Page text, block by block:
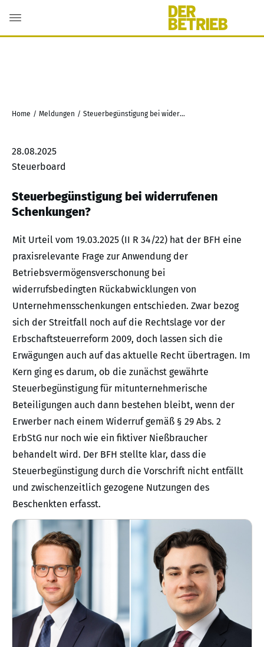
Home / Meldungen / Steuerbegünstigung bei widerrufenen Schenkungen?
28.08.2025
Steuerboard
Steuerbegünstigung bei widerrufenen
Schenkungen?
Mit Urteil vom 19.03.2025 (II R 34/22) hat der BFH eine
praxisrelevante Frage zur Anwendung der
Betriebsvermögensverschonung bei
widerrufsbedingten Rückabwicklungen von
Unternehmensschenkungen entschieden. Zwar bezog
sich der Streitfall noch auf die Rechtslage vor der
Erbschaftsteuerreform 2009, doch lassen sich die
Erwägungen auch auf das aktuelle Recht übertragen. Im
Kern ging es darum, ob die zunächst gewährte
Steuerbegünstigung für mitunternehmerische
Beteiligungen auch dann bestehen bleibt, wenn der
Erwerber nach einem Widerruf gemäß § 29 Abs. 2
ErbStG nur noch wie ein fiktiver Nießbraucher
behandelt wird. Der BFH stellte klar, dass die
Steuerbegünstigung durch die Vorschrift nicht entfällt
und zwischenzeitlich gezogene Nutzungen des
Beschenkten erfasst.